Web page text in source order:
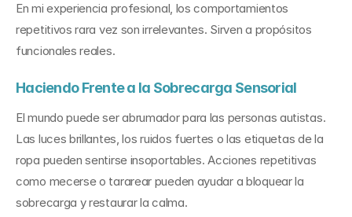
En mi experiencia profesional, los comportamientos
repetitivos rara vez son irrelevantes. Sirven a propósitos
funcionales reales.
Haciendo Frente a la Sobrecarga Sensorial
El mundo puede ser abrumador para las personas autistas.
Las luces brillantes, los ruidos fuertes o las etiquetas de la
ropa pueden sentirse insoportables. Acciones repetitivas
como mecerse o tararear pueden ayudar a bloquear la
sobrecarga y restaurar la calma.